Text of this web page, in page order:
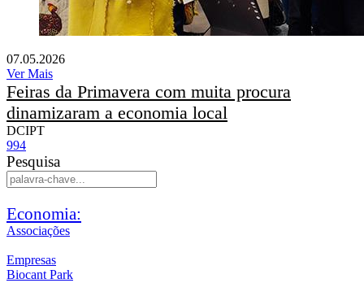
07.05.2026
Ver Mais
Feiras da Primavera com muita procura
dinamizaram a economia local
DCIPT
994
Pesquisa
Economia:
Associações
Empresas
Biocant Park